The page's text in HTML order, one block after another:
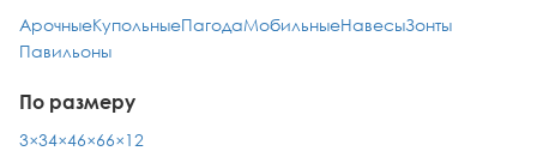
АрочныеКупольныеПагодаМобильныеНавесыЗонты
Павильоны
По размеру
3×34×46×66×12